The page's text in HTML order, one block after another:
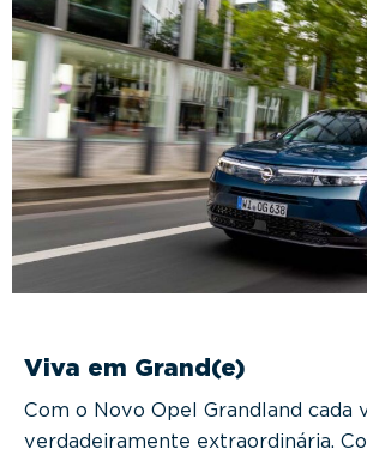
Viva em Grand(e)
Com o Novo Opel Grandland cada
verdadeiramente extraordinária.